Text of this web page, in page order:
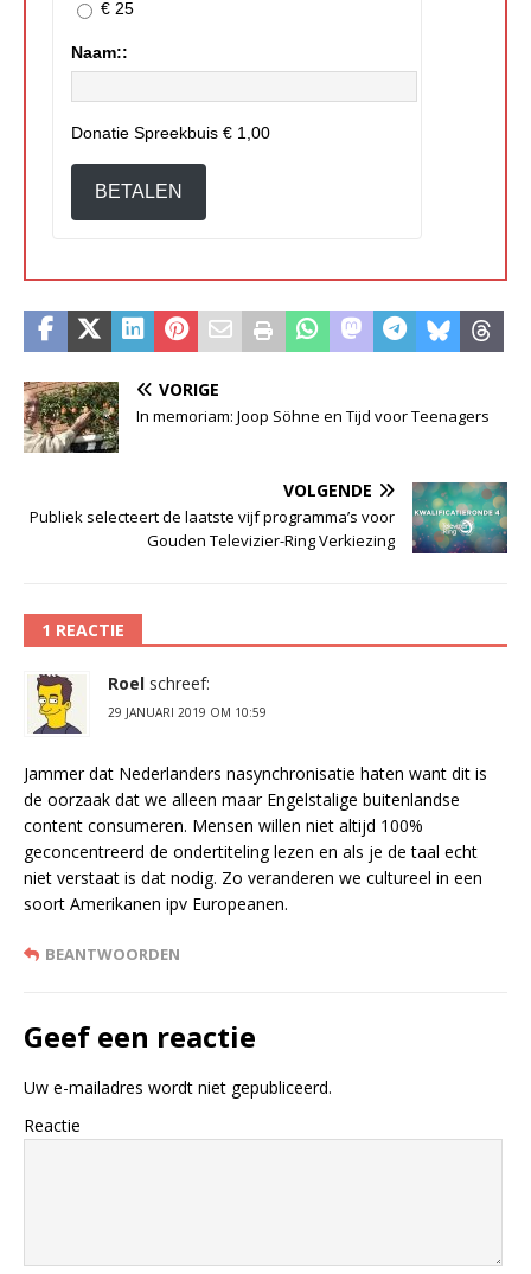
€ 25
Naam::
Donatie Spreekbuis € 1,00
BETALEN
VORIGE
In memoriam: Joop Söhne en Tijd voor Teenagers
VOLGENDE
Publiek selecteert de laatste vijf programma’s voor
Gouden Televizier-Ring Verkiezing
1 REACTIE
Roel schreef:
29 JANUARI 2019 OM 10:59
Jammer dat Nederlanders nasynchronisatie haten want dit is
de oorzaak dat we alleen maar Engelstalige buitenlandse
content consumeren. Mensen willen niet altijd 100%
geconcentreerd de ondertiteling lezen en als je de taal echt
niet verstaat is dat nodig. Zo veranderen we cultureel in een
soort Amerikanen ipv Europeanen.
BEANTWOORDEN
Geef een reactie
Uw e-mailadres wordt niet gepubliceerd.
Reactie